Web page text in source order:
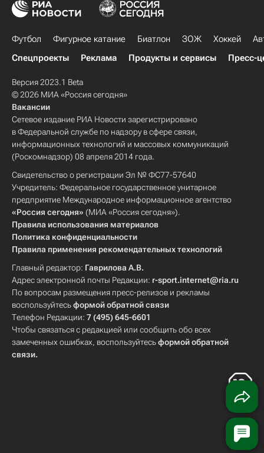
Футбол Фигурное катание Биатлон ЗОЖ Хоккей
Спецпроекты
Реклама Продукты и сервисы Пресс-
Версия 2023.1 Beta
© 2026 МИА «Россия сегодня»
Вакансии
Сетевое издание РИА Новости зарегистрировано
в Федеральной службе по надзору в сфере связи,
информационных технологий и массовых коммуникаций
(Роскомнадзор) 08 апреля 2014 года.
Свидетельство о регистрации Эл № ФС77-57640
Учредитель: Федеральное государственное унитарное
предприятие Международное информационное агентство
«Россия сегодня» (МИА «Россия сегодня»).
Правила использования материалов
Политика конфиденциальности
Правила применения рекомендательных технологий
Главный редактор: Гаврилова А.В.
Адрес электронной почты Редакции: r-sport.internet@ria.ru
По вопросам размещения пресс-релизов и рекламы
воспользуйтесьформой обратной связи
Телефон Редакции: 7 (495) 645-6601
Чтобы связаться с редакцией или сообщить обо всех
замеченных ошибках, воспользуйтесьформой обратной
связи.